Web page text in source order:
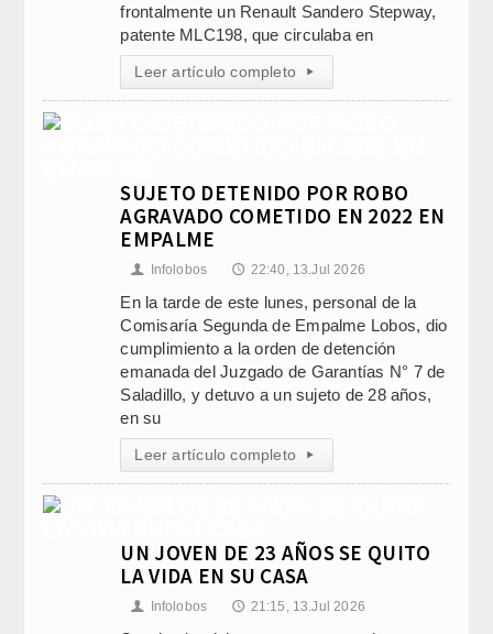
frontalmente un Renault Sandero Stepway,
patente MLC198, que circulaba en
Leer artículo completo ▸
SUJETO DETENIDO POR ROBO
AGRAVADO COMETIDO EN 2022 EN
EMPALME
👤 Infolobos 🕔 22:40, 13.Jul 2026
En la tarde de este lunes, personal de la
Comisaría Segunda de Empalme Lobos, dio
cumplimiento a la orden de detención
emanada del Juzgado de Garantías N° 7 de
Saladillo, y detuvo a un sujeto de 28 años,
en su
Leer artículo completo ▸
UN JOVEN DE 23 AÑOS SE QUITO
LA VIDA EN SU CASA
👤 Infolobos 🕔 21:15, 13.Jul 2026